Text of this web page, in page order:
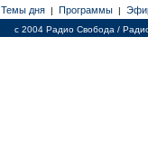
Темы дня | Программы |
c 2004 Радио Свобода /